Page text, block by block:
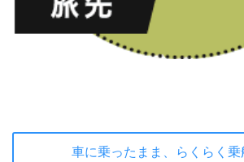
車に乗ったまま、らくらく乗